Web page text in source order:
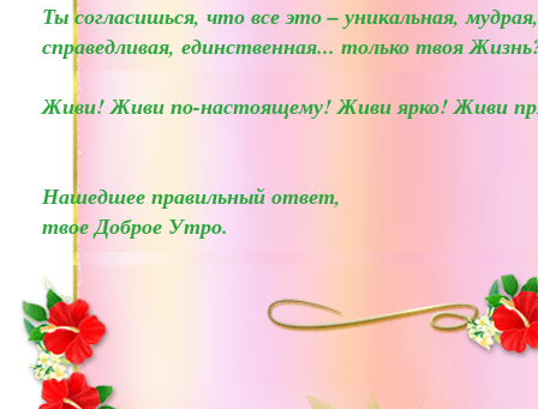
Ты согласишься, что все это – уникальная,
справедливая, единственная... только твоя
Живи! Живи по-настоящему! Живи ярко! Живи
Нашедшее правильный ответ,
твое Доброе Утро.